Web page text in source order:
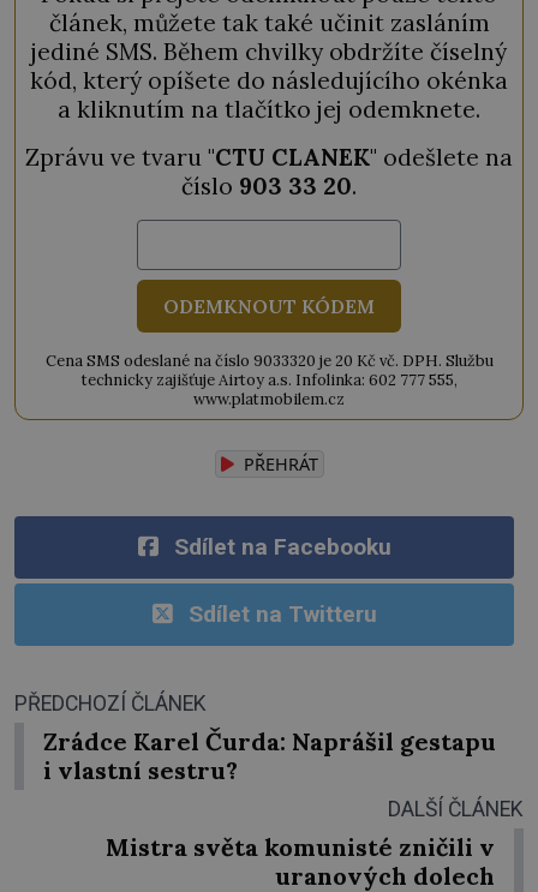
článek, můžete tak také učinit zasláním
jediné SMS. Během chvilky obdržíte číselný
kód, který opíšete do následujícího okénka
a kliknutím na tlačítko jej odemknete.
Zprávu ve tvaru "CTU CLANEK" odešlete na
číslo 903 33 20.
ODEMKNOUT KÓDEM
Cena SMS odeslané na číslo 9033320 je 20 Kč vč. DPH. Službu
technicky zajišťuje Airtoy a.s. Infolinka: 602 777 555,
www.platmobilem.cz
PŘEHRÁT
Sdílet na Facebooku
Sdílet na Twitteru
PŘEDCHOZÍ ČLÁNEK
Zrádce Karel Čurda: Naprášil gestapu
i vlastní sestru?
DALŠÍ ČLÁNEK
Mistra světa komunisté zničili v
uranových dolech